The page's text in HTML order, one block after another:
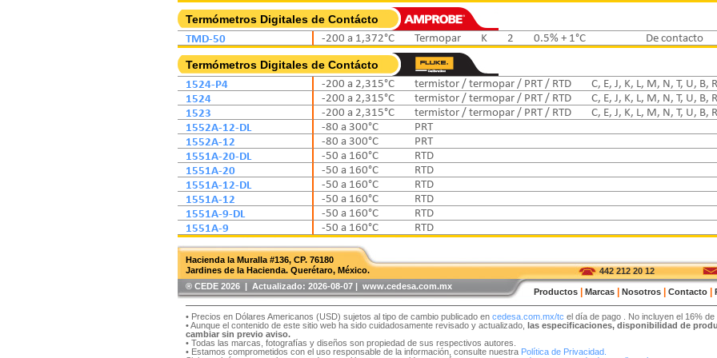
Termómetros Digitales de Contácto
TMD-50 -200 a 1,372°C Termopar K 2 0.5% + 1°C De contacto
Termómetros Digitales de Contácto
1524-P4
1524
1523
1552A-12-DL
1552A-12
1551A-20-DL
1551A-20
1551A-12-DL
1551A-12
1551A-9-DL
1551A-9
-200 a 2,315°C termistor / termopar / PRT / RTD C, E, J, K, L, M, N, T, U, B,
-200 a 2,315°C
termistor / termopar / PRT / RTD C, E, J, K, L, M, N, T, U, B,
-200 a 2,315°C
termistor / termopar / PRT / RTD C, E, J, K, L, M, N, T, U, B,
-80 a 300°C
PRT
-80 a 300°C
PRT
-50 a 160°C
RTD
-50 a 160°C
RTD
-50 a 160°C
RTD
-50 a 160°C
RTD
-50 a 160°C
RTD
-50 a 160°C
RTD
Hacienda la Muralla #136, CP. 76180
Jardines de la Hacienda. Querétaro, México.
®️ CEDE 2026 | Actualizado: 2026-08-07 | www.cedesa.com.mx
442 212 20 12
Productos Marcas Nosotros Contacto
• Precios en Dólares Americanos (USD) sujetos al tipo de cambio publicado en cedesa.com.mx/tc el día de pago . No incluyen el 16% de
• Aunque el contenido de este sitio web ha sido cuidadosamente revisado y actualizado, las especificaciones, disponibilidad de
cambiar sin previo aviso.
• Todas las marcas, fotografías y diseños son propiedad de sus respectivos autores.
• Estamos comprometidos con el uso responsable de la información, consulte nuestra Política de Privacidad.